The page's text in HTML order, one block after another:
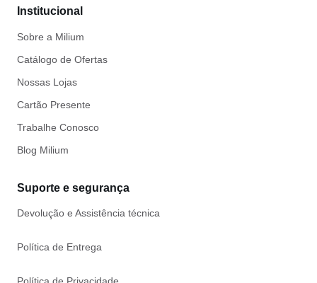
Institucional
Sobre a Milium
Catálogo de Ofertas
Nossas Lojas
Cartão Presente
Trabalhe Conosco
Blog Milium
Suporte e segurança
Devolução e Assistência técnica
Política de Entrega